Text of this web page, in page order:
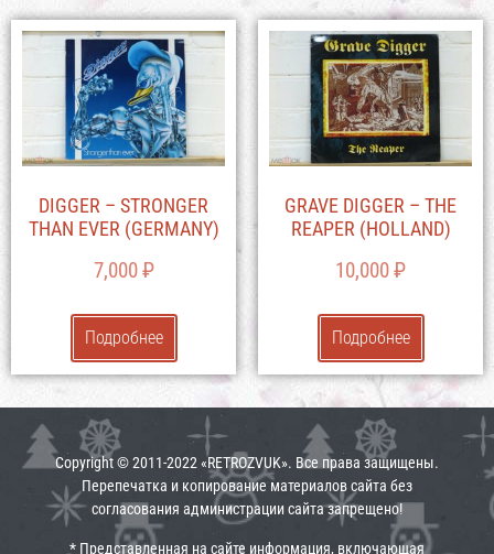
DIGGER – STRONGER
THAN EVER (GERMANY)
7,000₽
Подробнее
GRAVE DIGGER – THE
REAPER (HOLLAND)
10,000₽
Подробнее
Copyright © 2011-2022 «RETROZVUK». Все права защищены.
Перепечатка и копирование материалов сайта без
согласования администрации сайта запрещено!
* Представленная на сайте информация, включающая